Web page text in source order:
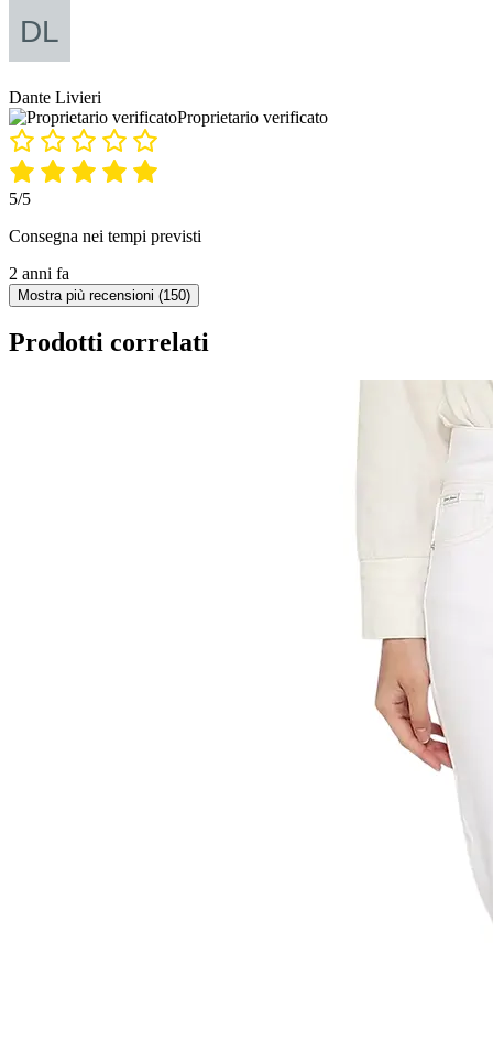
Dante Livieri
Proprietario verificato
5/5
Consegna nei tempi previsti
2 anni fa
Mostra più recensioni (150)
Prodotti correlati